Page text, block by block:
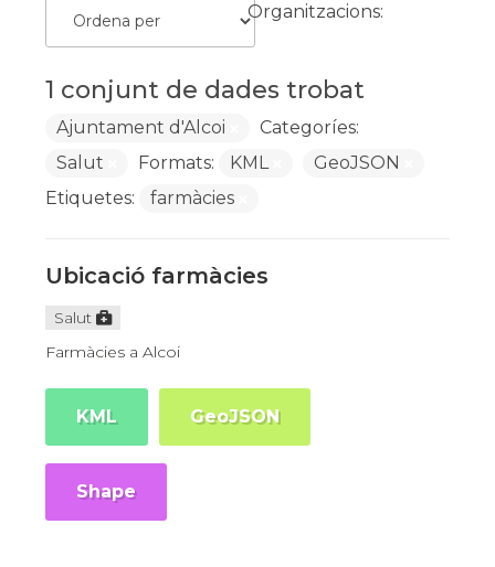
1 conjunt de dades trobat
Organitzacions:
Ajuntament d'Alcoi
Categoríes:
Salut
Formats: KML
GeoJSON
Etiquetes:
farmàcies
Ubicació farmàcies
Salut
Farmàcies a Alcoi
KML GeoJSON
Shape